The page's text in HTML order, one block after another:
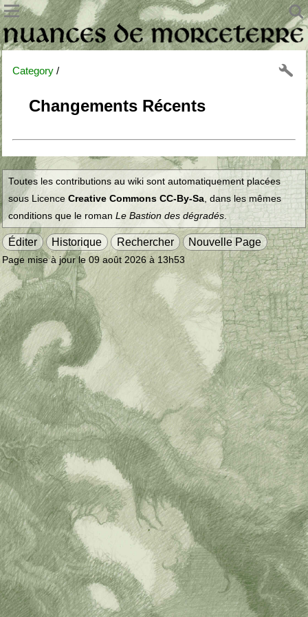
Category /
Changements Récents
Toutes les contributions au wiki sont automatiquement placées
sous LicenceCreative Commons CC-By-Sa, dans les mêmes
conditions que le romanLe Bastion des dégradés.
Éditer Historique Rechercher Nouvelle Page
Page mise à jour le 09 août 2026 à 13h53